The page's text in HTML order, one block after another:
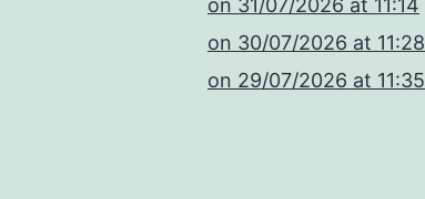
​on 31/07/2026 at 11:14
​on 30/07/2026 at 11:28
​on 29/07/2026 at 11:35